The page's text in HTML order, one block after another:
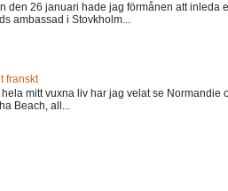
den 26 januari hade jag förmånen att inleda
ambassad i Stovkholm...
franskt
hela mitt vuxna liv har jag velat se
Beach, all...